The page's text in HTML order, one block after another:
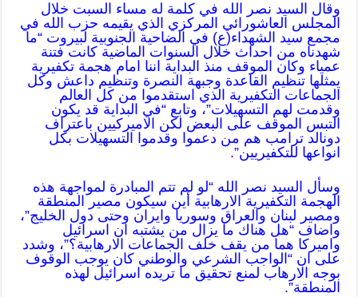
وقال السيد نصر الله في كلمة له مساء السبت خلال
المجلس العاشورائي المركزي الذي يقيمه حزب الله في
مجمع سيد الشهداء(ع) في الضاحية الجنوبية لبيروت “ما
شهدناه من احداث خلال السنوات الماضية كانت فتنة
عمياء وكان الموقف منذ البداية اننا امام هجمة تكفيرية
يمثلها تنظيم القاعدة وجبهة النصرة وتنظيم داعش وكل
الجماعات التكفيرية الذي استقدموا من كل العالم
وقدمت لهم التسهيلات”، وتابع “في البداية قد يكون
التبس الموقف على البعض لكن الاميركيين باعتراف
دونالد ترامب هم من دعموا وقدموا التسهيلات بكل
انواعها للتكفيريين”.
وسأل السيد نصر الله “لو لم تتم المبادرة لمواجهة هذه
الهجمة التكفيرية الارهابية أين سيكون مصير المنطقة
ومصير لبنان والعراق وسوريا وايران وحتى دول الخليج”،
واضاف “هل هناك ما يزال من يشتبه ان اسرائيل
واميركا هما من يقف خلف الجماعات الارهابية؟”، وشدد
على ان “الواجب الشرعي والوطني كان يوجب الوقوف
بوجه الارهاب لمنع تحقيق ما تريده اسرائيل لهذه
المنطقة”.